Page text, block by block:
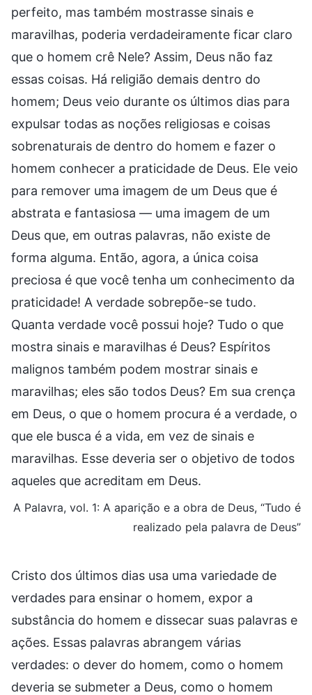
perfeito, mas também mostrasse sinais e
maravilhas, poderia verdadeiramente ficar claro
que o homem crê Nele? Assim, Deus não faz
essas coisas. Há religião demais dentro do
homem; Deus veio durante os últimos dias para
expulsar todas as noções religiosas e coisas
sobrenaturais de dentro do homem e fazer o
homem conhecer a praticidade de Deus. Ele veio
para remover uma imagem de um Deus que é
abstrata e fantasiosa — uma imagem de um
Deus que, em outras palavras, não existe de
forma alguma. Então, agora, a única coisa
preciosa é que você tenha um conhecimento da
praticidade! A verdade sobrepõe-se tudo.
Quanta verdade você possui hoje? Tudo o que
mostra sinais e maravilhas é Deus? Espíritos
malignos também podem mostrar sinais e
maravilhas; eles são todos Deus? Em sua crença
em Deus, o que o homem procura é a verdade, o
que ele busca é a vida, em vez de sinais e
maravilhas. Esse deveria ser o objetivo de todos
aqueles que acreditam em Deus.
A Palavra, vol. 1: A aparição e a obra de Deus, “Tudo é
realizado pela palavra de Deus”
Cristo dos últimos dias usa uma variedade de
verdades para ensinar o homem, expor a
substância do homem e dissecar suas palavras e
ações. Essas palavras abrangem várias
verdades: o dever do homem, como o homem
deveria se submeter a Deus, como o homem